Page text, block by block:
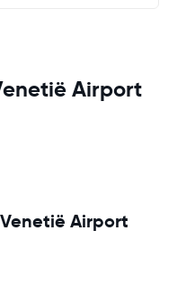
Airport
Airport